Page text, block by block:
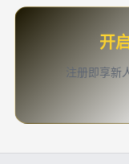
开
注册即享新